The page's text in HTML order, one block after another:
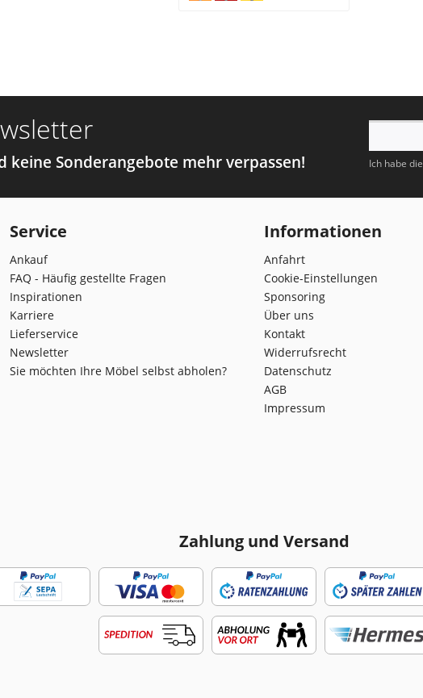
keine Sonderangebote mehr verpassen! Ich habe die
Service
Ankauf
FAQ - Häufig gestellte Fragen
Inspirationen
Karriere
Lieferservice
Newsletter
Sie möchten Ihre Möbel selbst abholen?
Informationen
Anfahrt
Cookie-Einstellungen
Sponsoring
Über uns
Kontakt
Widerrufsrecht
Datenschutz
AGB
Impressum
Zahlung und Versand